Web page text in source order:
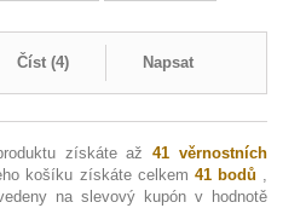
Číst (4) Napsat
získáte až41 věrnostních
košíku získáte celkem 41bodů ,
na slevový kupón v hodnotě